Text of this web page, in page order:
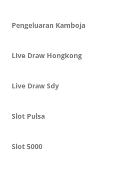
Pengeluaran Kamboja
Live Draw Hongkong
Live Draw Sdy
Slot Pulsa
Slot 5000